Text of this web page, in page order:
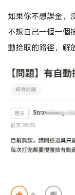
如果你不想課金，
不想自己一個一個
動拾取的路徑，解